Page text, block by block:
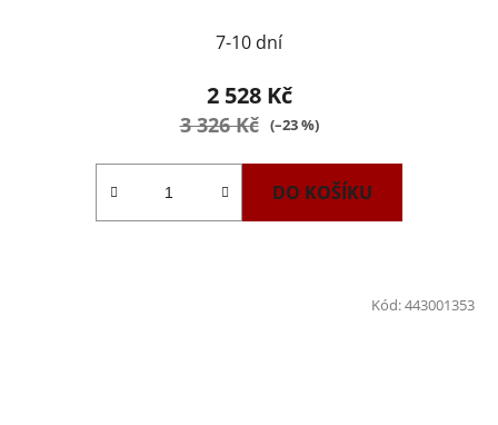
7-10 dní
2 528 Kč
3 326 Kč (–23 %)
DO KOŠÍKU
Kód:443001353